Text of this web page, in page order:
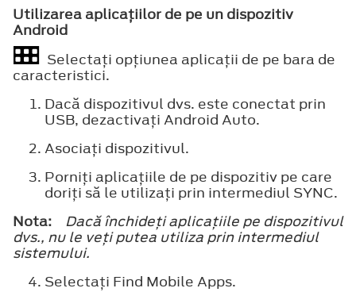
Utilizarea aplicaţiilor de pe un dispozitiv
Android
Selectaţi opţiunea aplicaţii de pe bara de
caracteristici.
Dacă dispozitivul dvs. este conectat prin
USB, dezactivaţi Android Auto.
Asociaţi dispozitivul.
Porniţi aplicaţiile de pe dispozitiv pe care
doriţi să le utilizaţi prin intermediul SYNC.
Nota:
Dacă închideţi aplicaţiile pe dispozitivul
dvs., nu le veţi putea utiliza prin intermediul
sistemului.
Selectaţi Find Mobile Apps.